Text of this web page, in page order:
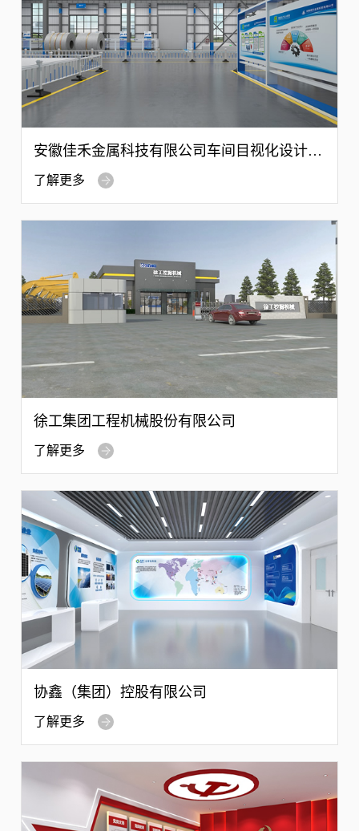
安徽佳禾金属科技有限公司车间目视化设计案
例
了解更多
徐工集团工程机械股份有限公司
了解更多
协鑫（集团）控股有限公司
了解更多